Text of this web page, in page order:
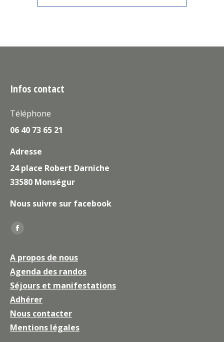
Infos contact
Téléphone
06 40 73 65 21
Adresse
24 place Robert Darniche
33580 Monségur
Nous suivre sur facebook
Trouvez nous sur :
La
Facebook
s'ouvre
dans
une
nouvelle
fenêtre
A propos de nous
Agenda des randos
Séjours et manifestations
Adhérer
Nous contacter
Mentions légales